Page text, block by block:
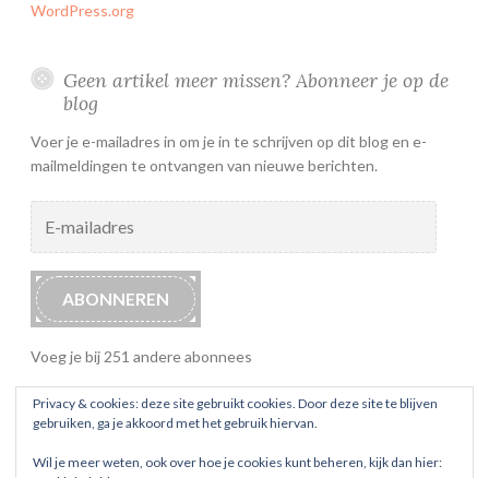
WordPress.org
Geen artikel meer missen? Abonneer je op de
blog
Voer je e-mailadres in om je in te schrijven op dit blog en e-
mailmeldingen te ontvangen van nieuwe berichten.
mailadres
ABONNEREN
Voeg je bij 251 andere abonnees
Privacy & cookies: deze site gebruikt cookies. Door deze site te blijven
gebruiken, ga je akkoord met het gebruik hiervan.
Wil je meer weten, ook over hoe je cookies kunt beheren, kijk dan hier: